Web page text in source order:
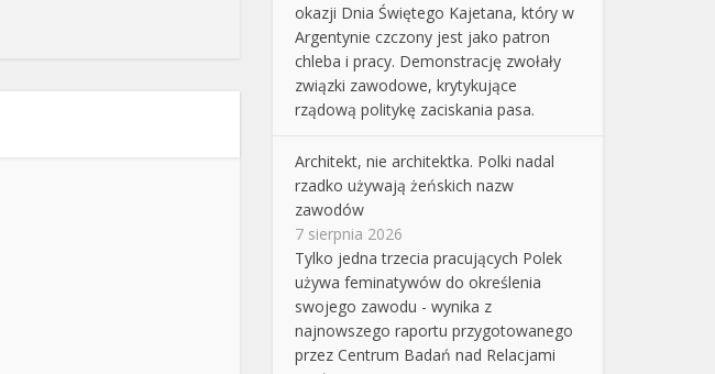
okazji Dnia Świętego Kajetana, który w
Argentynie czczony jest jako patron
chleba i pracy. Demonstrację zwołały
związki zawodowe, krytykujące
rządową politykę zaciskania pasa.
Architekt, nie architektka. Polki nadal
rzadko używają żeńskich nazw
zawodów
7 sierpnia 2026
Tylko jedna trzecia pracujących Polek
używa feminatywów do określenia
swojego zawodu - wynika z
najnowszego raportu przygotowanego
przez Centrum Badań nad Relacjami